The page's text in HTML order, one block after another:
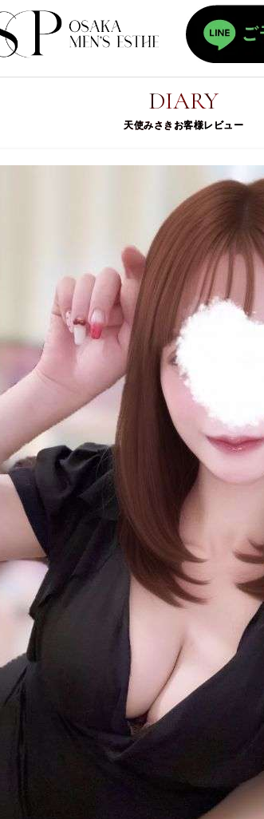
DIARY
天使みさきお客様レビュー